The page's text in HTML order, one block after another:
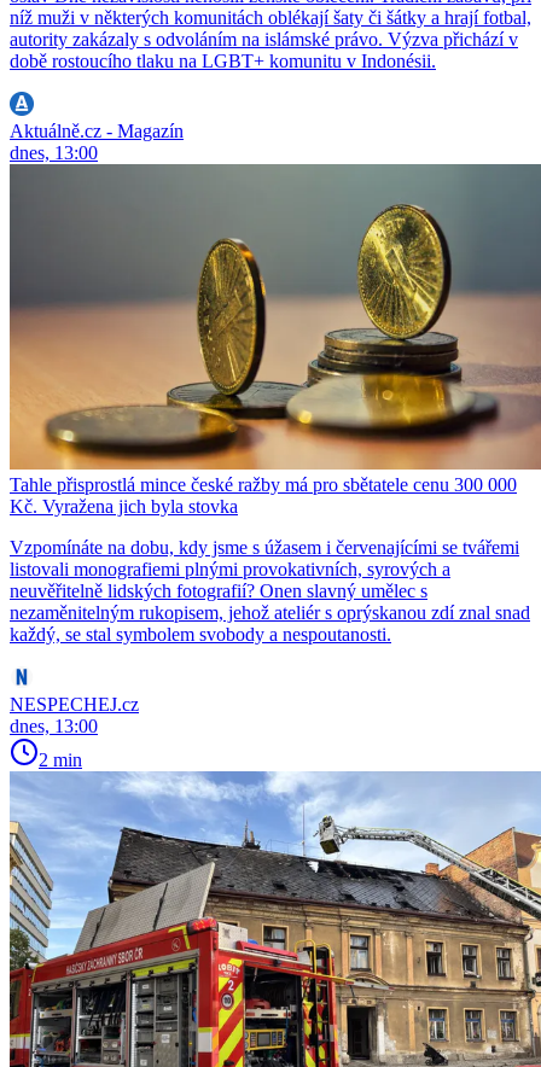
níž muži v některých komunitách oblékají šaty či šátky a hrají fotbal,
autority zakázaly s odvoláním na islámské právo. Výzva přichází v
době rostoucího tlaku na LGBT+ komunitu v Indonésii.
Aktuálně.cz - Magazín
dnes, 13:00
Tahle přisprostlá mince české ražby má pro sbětatele cenu 300 000
Kč. Vyražena jich byla stovka
Vzpomínáte na dobu, kdy jsme s úžasem i červenajícími se tvářemi
listovali monografiemi plnými provokativních, syrových a
neuvěřitelně lidských fotografií? Onen slavný umělec s
nezaměnitelným rukopisem, jehož ateliér s oprýskanou zdí znal snad
každý, se stal symbolem svobody a nespoutanosti.
NESPECHEJ.cz
dnes, 13:00
2 min